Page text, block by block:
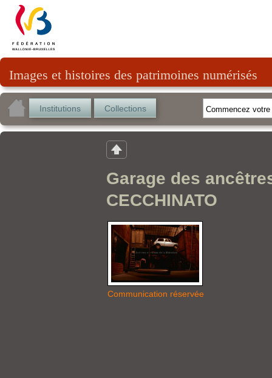
Images et histoires des patrimoines numérisés
Institutions Collections
Garage des
CECCHINATO
Communication réservée